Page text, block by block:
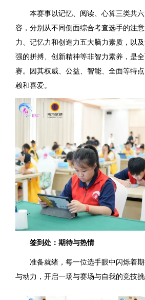
本赛事以记忆、阅读、心算三类共
容，分别从不同侧面综合考查选手的注
力、记忆力和创造力五大脑力素质，以
强的拼搏、创新精神等非智力素养，是
赛。因其权威、公益、智能、全面等特
赖和喜爱。
签到处：期待与热情
准备就绪，每一位选手眼中闪烁着
与动力，开启一场与赛场与自我的竞技挑